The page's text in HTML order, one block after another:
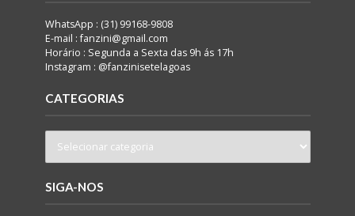
WhatsApp : (31) 99168-9808
E-mail : fanzini@gmail.com
Horário : Segunda a Sexta das 9h ás 17h
Instagram : @fanzinisetelagoas
CATEGORIAS
SIGA-NOS